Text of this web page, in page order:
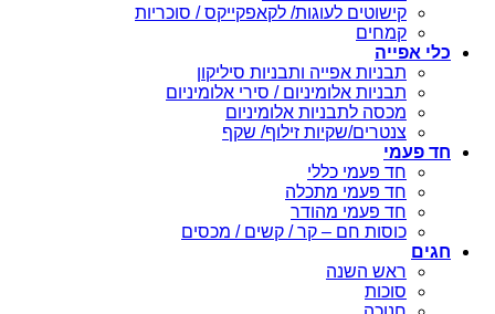
קישוטים לעוגות/ לקאפקייקס / סוכריות
קמחים
כלי אפייה
תבניות אפייה ותבניות סיליקון
תבניות אלומיניום / סירי אלומיניום
מכסה לתבניות אלומיניום
צנטרים/שקיות זילוף/ שקף
חד פעמי
חד פעמי כללי
חד פעמי מתכלה
חד פעמי מהודר
כוסות חם – קר / קשים / מכסים
חגים
ראש השנה
סוכות